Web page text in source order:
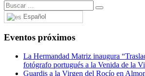
Español
Eventos próximos
La Hermandad Matriz inaugura
fotógrafo portugués a la Venida de la
Guardis a la Virgen del Rocío en